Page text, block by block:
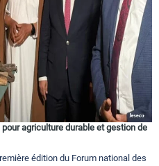
agriculture durable et gestion de
édition du Forum national des